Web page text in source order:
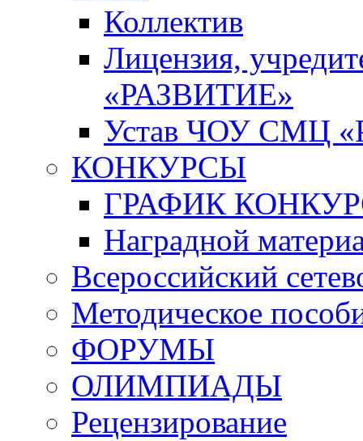
Коллектив
Лицензия,
«РАЗВИТИЕ»
Устав ЧОУ СМЦ
КОНКУРСЫ
ГРАФИК
Наградной
Всероссийский
Методическое
ФОРУМЫ
ОЛИМПИАДЫ
Рецензирование